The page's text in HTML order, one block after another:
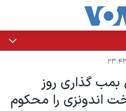
گذاری روز
اندونزی را محکوم